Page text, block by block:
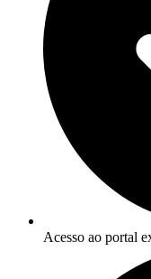
Acesso ao portal